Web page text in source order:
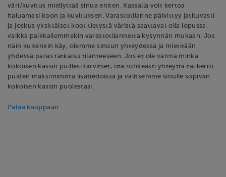
väri/kuvitus miellyttää sinua eniten. Kassalla voit kertoa
haluamasi koon ja kuvituksen. Varastotilanne päivittyy jatkuvasti
ja joskus yksittäiset koot tietystä väristä saattavat olla lopussa,
vaikka paikkailemmekin varastotilannetta kysynnän mukaan. Jos
näin kuitenkin käy, olemme sinuun yhteydessä ja mietitään
yhdessä paras ratkaisu tilanteeseen. Jos et ole varma minkä
kokoisen kassin puillesi tarvitset, ota rohkeasti yhteyttä tai kerro
puiden maksimimitta lisätiedoissa ja valitsemme sinulle sopivan
kokoisen kassin puolestasi.
Palaa kauppaan